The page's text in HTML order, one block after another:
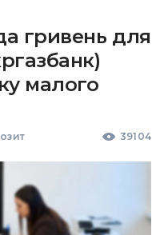
гривень для
малого
39104